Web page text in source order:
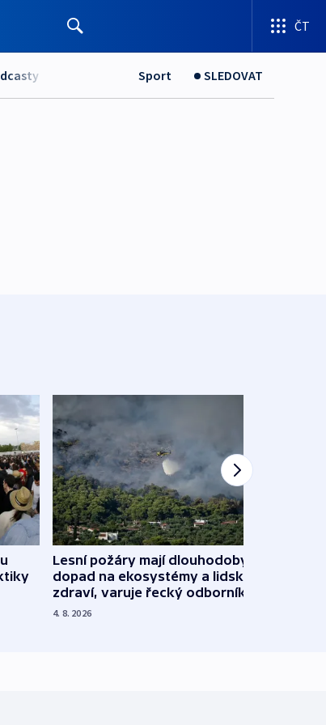
ČT
Sport SLEDOVAT
Lesní požáry mají dlouhodobý
dopad na ekosystémy a lidské
zdraví, varuje řecký odborník
4. 8. 2026